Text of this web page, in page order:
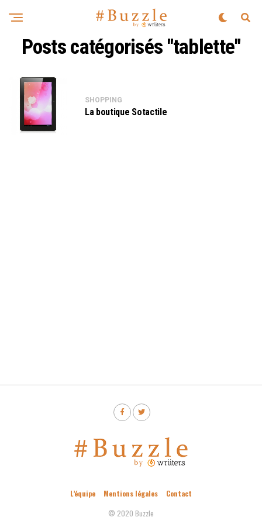
Posts catégorisés "tablette"
SHOPPING
La boutique Sotactile
L’équipe Mentions légales
Contact
© 2020 Buzzle